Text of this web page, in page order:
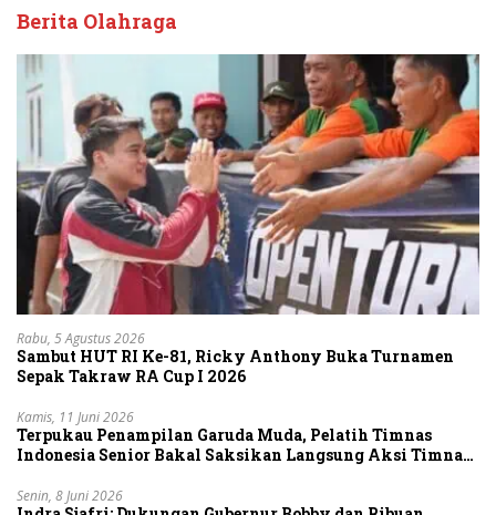
Berita Olahraga
Rabu, 5 Agustus 2026
Sambut HUT RI Ke-81, Ricky Anthony Buka Turnamen
Sepak Takraw RA Cup I 2026
Kamis, 11 Juni 2026
Terpukau Penampilan Garuda Muda, Pelatih Timnas
Indonesia Senior Bakal Saksikan Langsung Aksi Timnas
Senin, 8 Juni 2026